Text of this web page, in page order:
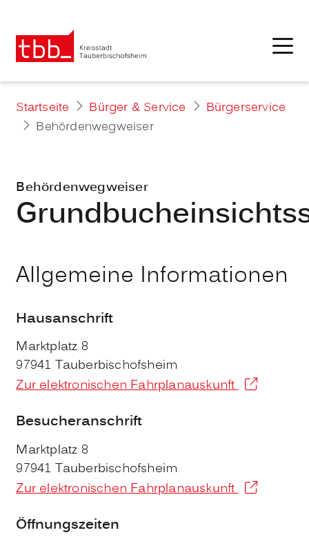
Startseite Bürger & Service
Bürgerservice
Behördenwegweiser
Behördenwegweiser
Allgemeine Informationen
Hausanschrift
Marktplatz 8
97941 Tauberbischofsheim
Zur elektronischen Fahrplanauskunft
Besucheranschrift
Marktplatz 8
97941 Tauberbischofsheim
Zur elektronischen Fahrplanauskunft
Öffnungszeiten